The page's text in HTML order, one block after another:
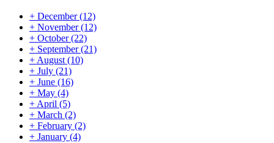
+ December(12)
+ November(12)
+ October(22)
+ September(21)
+ August (10)
+ July (21)
+ June (16)
+ May (4)
+ April (5)
+ March (2)
+ February (2)
+ January (4)